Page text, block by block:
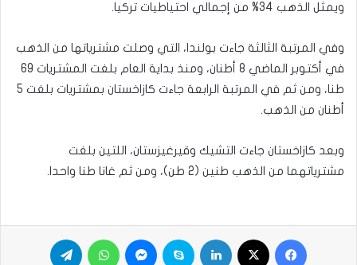
ويمثل الذهب 34% من إجمالي احتياطيات تركيا.
وفي المرتبة الثالثة جاءت بولندا، التي وصلت مشترياتها من الذهب
في أكتوبر الماضي 8 أطنان، ومنذ بداية العام بلغت المشتريات 69
طنا، ومن ثم في المرتبة الرابعة جاءت كازاخستان بمشتريات بلغت 5
أطنان من الذهب.
وبعد كازاخستان جاءت التشيك وقيرغيزستان، اللتين بلغت
مشترياتهما من الذهب طنين (2 طن)، ومن ثم غانا طنا واحدا.